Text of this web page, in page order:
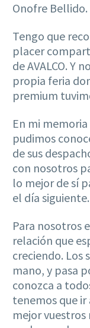
Onofre Bellido.
Tengo que
placer
de AVALCO. Y
propia feria
premium
En mi
pudimos
de sus
con nosotros
lo mejor de sí
el día siguiente.
Para nosotros
relación que
creciendo. Los
mano, y pasa
conozca a
tenemos que ir
mejor vuestros